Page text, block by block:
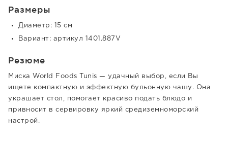
Размеры
Диаметр: 15 см
Вариант: артикул 1401.887V
Резюме
Миска World Foods Tunis — удачный выбор, если Вы
ищете компактную и эффектную бульонную чашу. Она
украшает стол, помогает красиво подать блюдо и
привносит в сервировку яркий средиземноморский
настрой.